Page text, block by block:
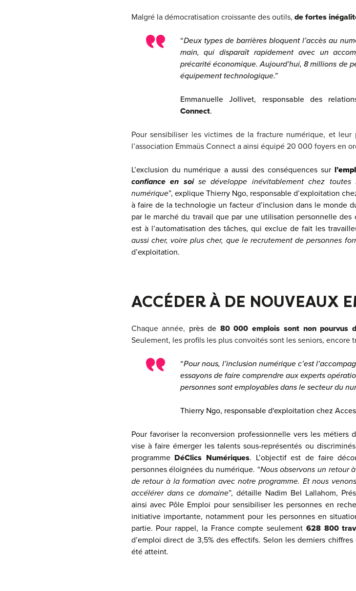
Malgré la démocratisation croissante des outils, de fortes
“Deux types de barrières bloquent l’accès au
main, qui disparaît rapidement avec un
précarité économique. Aujourd’hui, 8 millions de
équipement technologique.”
Emmanuelle Jollivet, responsable des
Connect.
Pour sensibiliser les victimes de la fracture numérique, et
l’association Emmaüs Connect a ainsi équipé 20 000 foyers en
L’exclusion du numérique a aussi des conséquences sur
confiance en soise développe inévitablement chez toutes
numérique”, explique Thierry Ngo, responsable d’exploitation c
à faire de la technologie un facteur d’inclusion dans le monde
par le marché du travail que par une utilisation personnelle
est à l’automatisation des tâches, qui exclue de fait les
aussi cher, voire plus cher, que le recrutement de personnes
d’exploitation.
ACCÉDER À DE NOUVEAUX
Chaque année, près de 80 000 emplois sont non pourvus
Seulement, les profils les plus convoités sont les seniors, encore
“Pour nous, l’inclusion numérique c’est
essayons de faire comprendre aux experts
personnes sont employables dans le secteur du
Thierry Ngo, responsable d'exploitation chez
Pour favoriser la reconversion professionnelle vers les métiers
vise à faire émerger les talents sous-représentés ou
programme DéClics Numériques. L’objectif est de faire
personnes éloignées du numérique. “Nous observons un retour
de retour à la formation avec notre programme. Et nous
accélérer dans ce domaine”, détaille Nadim Bel Lallahom,
ainsi avec Pôle Emploi pour sensibiliser les personnes en
initiative importante, notamment pour les personnes en
partie. Pour rappel, la France compte seulement 628 800
d’emploi direct de 3,5% des effectifs. Selon les derniers
été atteint.